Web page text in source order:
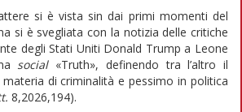
si è vista sin dai primi momenti del
si è svegliata con la notizia delle critiche
degli Stati Uniti Donald Trump a Leone
social«Truth», definendo tra l’altro il
di criminalità e pessimo in politica
8,2026,194).